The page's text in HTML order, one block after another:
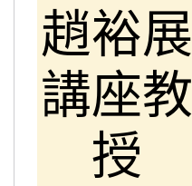
趙裕展
講座教
授